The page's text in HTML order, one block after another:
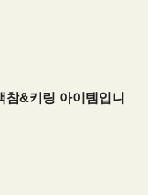
&키링 아이템입니